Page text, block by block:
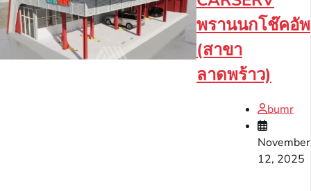
พรานนกโช๊คอัพ
(สาขา
ลาดพร้าว)
bumr
November
12, 2025